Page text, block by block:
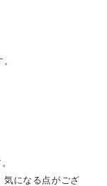
気になる点がござ